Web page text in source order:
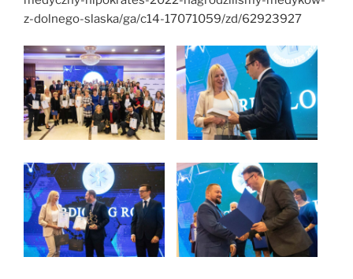
z-dolnego-slaska/ga/c14-17071059/zd/62923927